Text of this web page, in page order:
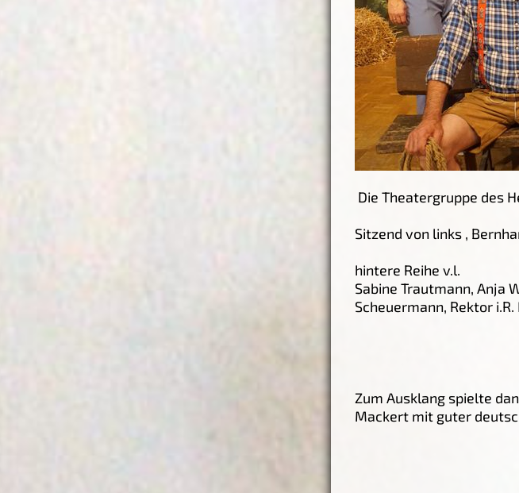
Die Theatergruppe des
Sitzend von links ,
hintere Reihe v.l.
Sabine Trautmann, Anja
Scheuermann, Rektor
Zum Ausklang spielte
Mackert mit guter